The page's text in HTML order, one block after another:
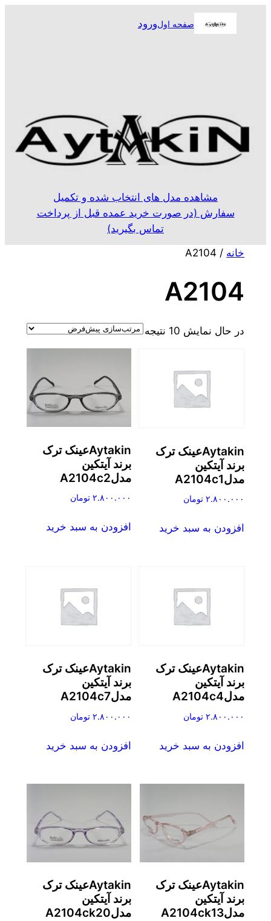
صفحه اولورود
مشاهده مدل های انتخاب شده و تکمیل
سفارش (در صورت خرید عمده قبل از پرداخت
تماس بگیرید)
خانه / A2104
A2104
در حال نمایش 10 نتیجه
Aytakinعینک ترک
برند آیتکین
مدلA2104c1
۲.۸۰۰.۰۰۰ تومان
افزودن به سبد خرید
Aytakinعینک ترک
برند آیتکین
مدلA2104c2
۲.۸۰۰.۰۰۰ تومان
افزودن به سبد خرید
Aytakinعینک ترک
برند آیتکین
مدلA2104c4
۲.۸۰۰.۰۰۰ تومان
افزودن به سبد خرید
Aytakinعینک ترک
برند آیتکین
مدلA2104c7
۲.۸۰۰.۰۰۰ تومان
افزودن به سبد خرید
Aytakinعینک ترک
برند آیتکین
مدلA2104ck13
Aytakinعینک ترک
برند آیتکین
مدلA2104ck20